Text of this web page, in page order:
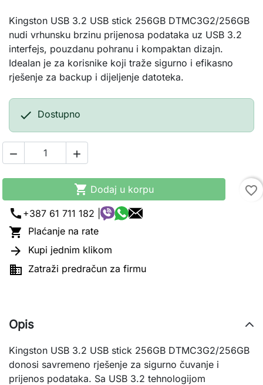
Kingston USB 3.2 USB stick 256GB DTMC3G2/256GB
nudi vrhunsku brzinu prijenosa podataka uz USB 3.2
interfejs, pouzdanu pohranu i kompaktan dizajn.
Idealan je za korisnike koji traže sigurno i efikasno
rješenje za backup i dijeljenje datoteka.
 Dostupno
 
 Dodaj u korpu
favorite_border
call +387 61 711 182 |
 Plaćanje na rate
 Kupi jednim klikom
 Zatraži predračun za firmu
Opis
Kingston USB 3.2 USB stick 256GB DTMC3G2/256GB
donosi savremeno rješenje za sigurno čuvanje i
prijenos podataka. Sa USB 3.2 tehnologijom